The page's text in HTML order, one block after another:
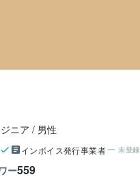
ニア 男性
インボイス発行事業者 未登録
ー559